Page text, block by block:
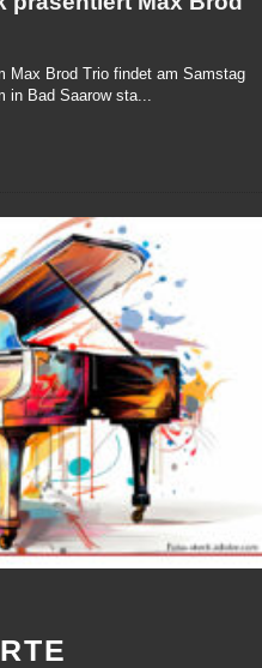
Max Brod Trio findet am Samstag
in Bad Saarow sta...